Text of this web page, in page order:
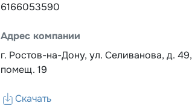
6166053590
Адрес компании
г. Ростов-на-Дону, ул. Селиванова, д. 49,
помещ. 19
Скачать